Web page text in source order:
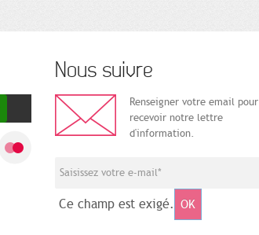
Nous suivre
Renseigner votre email pour
recevoir notre lettre
d'information.
Ce champ est exigé. OK